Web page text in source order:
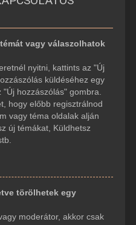
vagy válaszolhatok
nyitni, kattints az "Új
küldéséhez egy
hozzászólás" gombra.
hogy előbb regisztrálnod
vagy téma oldalak alján
új témákat, Küldhetsz
törölhetek egy
moderátor, akkor csak